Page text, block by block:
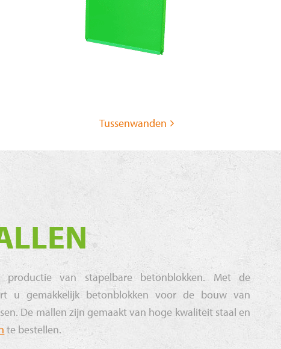
Tussenwanden
van stapelbare betonblokken. Met de
u gemakkelijk betonblokken voor de bouw van
De mallen zijn gemaakt van hoge kwaliteit staal en
te bestellen.